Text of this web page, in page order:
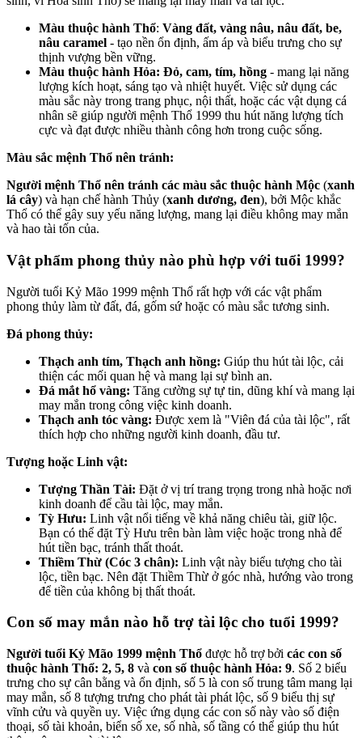
Màu thuộc hành Thổ: Vàng đất, vàng nâu, nâu đất, be,
nâu caramel - tạo nền ổn định, ấm áp và biểu trưng cho sự
thịnh vượng bền vững.
Màu thuộc hành Hỏa: Đỏ, cam, tím, hồng - mang lại năng
lượng kích hoạt, sáng tạo và nhiệt huyết. Việc sử dụng các
màu sắc này trong trang phục, nội thất, hoặc các vật dụng cá
nhân sẽ giúp người mệnh Thổ 1999 thu hút năng lượng tích
cực và đạt được nhiều thành công hơn trong cuộc sống.
Màu sắc mệnh Thổ nên tránh:
Người mệnh Thổ nên tránh các màu sắc thuộc hành Mộc (xanh
lá cây) và hạn chế hành Thủy (xanh dương, đen), bởi Mộc khắc
Thổ có thể gây suy yếu năng lượng, mang lại điều không may mắn
và hao tài tốn của.
Vật phẩm phong thủy nào phù hợp với tuổi 1999?
Người tuổi Kỷ Mão 1999 mệnh Thổ rất hợp với các vật phẩm
phong thủy làm từ đất, đá, gốm sứ hoặc có màu sắc tương sinh.
Đá phong thủy:
Thạch anh tím, Thạch anh hồng: Giúp thu hút tài lộc, cải
thiện các mối quan hệ và mang lại sự bình an.
Đá mắt hổ vàng: Tăng cường sự tự tin, dũng khí và mang lại
may mắn trong công việc kinh doanh.
Thạch anh tóc vàng: Được xem là "Viên đá của tài lộc", rất
thích hợp cho những người kinh doanh, đầu tư.
Tượng hoặc Linh vật:
Tượng Thần Tài: Đặt ở vị trí trang trọng trong nhà hoặc nơi
kinh doanh để cầu tài lộc, may mắn.
Tỳ Hưu: Linh vật nổi tiếng về khả năng chiêu tài, giữ lộc.
Bạn có thể đặt Tỳ Hưu trên bàn làm việc hoặc trong nhà để
hút tiền bạc, tránh thất thoát.
Thiềm Thừ (Cóc 3 chân): Linh vật này biểu tượng cho tài
lộc, tiền bạc. Nên đặt Thiềm Thừ ở góc nhà, hướng vào trong
để tiền của không bị thất thoát.
Con số may mắn nào hỗ trợ tài lộc cho tuổi 1999?
Người tuổi Kỷ Mão 1999 mệnh Thổ được hỗ trợ bởi các con số
thuộc hành Thổ: 2, 5, 8 và con số thuộc hành Hỏa: 9. Số 2 biểu
trưng cho sự cân bằng và ổn định, số 5 là con số trung tâm mang lại
may mắn, số 8 tượng trưng cho phát tài phát lộc, số 9 biểu thị sự
vĩnh cửu và quyền uy. Việc ứng dụng các con số này vào số điện
thoại, số tài khoản, biển số xe, số nhà, số tầng có thể giúp thu hút